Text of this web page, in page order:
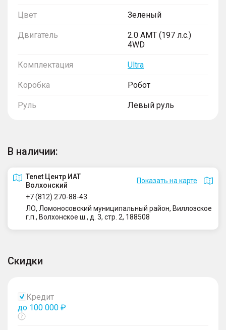
Цвет Зеленый
Двигатель
2.0 AMT (197 л.с.)
4WD
Комплектация Ultra
Коробка Робот
Руль Левый руль
В наличии:
Tenet Центр ИАТ
Волхонский
Показать на карте
+7 (812) 270-88-43
ЛО, Ломоносовский муниципальный район, Виллозское
г.п., Волхонское ш., д. 3, стр. 2, 188508
Скидки
Кредит
до 100 000 ₽
Показать